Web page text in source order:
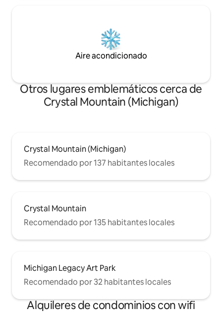
Aire acondicionado
Otros lugares emblemáticos cerca de
Crystal Mountain (Michigan)
Crystal Mountain (Michigan)
Recomendado por 137 habitantes locales
Crystal Mountain
Recomendado por 135 habitantes locales
Michigan Legacy Art Park
Recomendado por 32 habitantes locales
Alquileres de condominios con wifi